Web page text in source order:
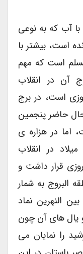
آب که به نوعی
است، بیشتر با
است که مهم
در انقلاب
است، در برج
حاضر پنجمین
در هزاره ی
در انقلاب
قرار داشت و
البروج به شمار
النهرین نماد
یال های آن چون
را نمایان می